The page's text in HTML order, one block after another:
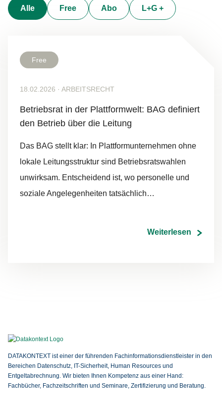
Alle Free Abo L+G +
Free
18.02.2026 · ARBEITSRECHT
Be­triebs­rat in der Platt­form­welt: BAG de­fi­niert
den Be­trieb über die Lei­tung
Das BAG stellt klar: In Plattformunternehmen ohne
lokale Leitungsstruktur sind Betriebsratswahlen
unwirksam. Entscheidend ist, wo personelle und
soziale Angelegenheiten tatsächlich…
Weiterlesen
DATAKONTEXT ist einer der führenden Fachinformationsdienstleister in den
Bereichen Datenschutz, IT-Sicherheit, Human Resources und
Entgeltabrechnung. Wir bieten Ihnen Kompetenz aus einer Hand:
Fachbücher, Fachzeitschriften und Seminare, Zertifizierung und Beratung.